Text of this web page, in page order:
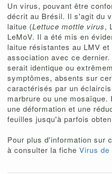
Un virus, pouvant être
décrit au Brésil. Il s'agit du
laitue (Lettuce mottle virus,
LeMoV. Il a été mis en
laitue résistantes au LMV
association avec ce
serait identique ou
symptômes, absents sur
caractérisés par un
marbrure ou une
une déformation et une
feuilles jusqu'à parfois
Pour plus d'information sur
à consulter la fiche Virus de